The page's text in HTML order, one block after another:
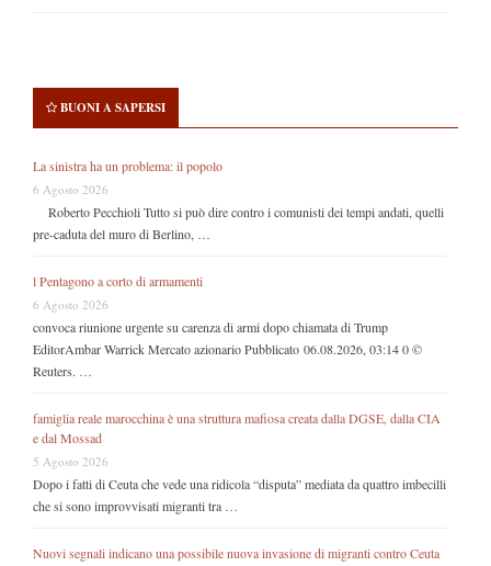
BUONI A SAPERSI
La sinistra ha un problema: il popolo
6 Agosto 2026
Roberto Pecchioli Tutto si può dire contro i comunisti dei tempi andati, quelli
pre-caduta del muro di Berlino, …
l Pentagono a corto di armamenti
6 Agosto 2026
convoca riunione urgente su carenza di armi dopo chiamata di Trump
EditorAmbar Warrick Mercato azionario Pubblicato 06.08.2026, 03:14 0 ©
Reuters. …
famiglia reale marocchina è una struttura mafiosa creata dalla DGSE, dalla CIA
e dal Mossad
5 Agosto 2026
Dopo i fatti di Ceuta che vede una ridicola “disputa” mediata da quattro imbecilli
che si sono improvvisati migranti tra …
Nuovi segnali indicano una possibile nuova invasione di migranti contro Ceuta